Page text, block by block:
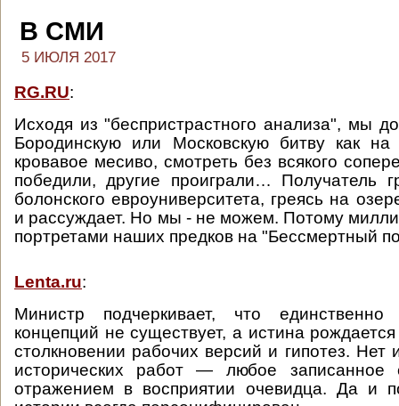
В СМИ
5 ИЮЛЯ 2017
RG.RU:
Исходя из "беспристрастного анализа", мы
Бородинскую или Московскую битву как на
кровавое месиво, смотреть без всякого
победили, другие проиграли… Получатель
болонского евроуниверситета, греясь на
и рассуждает. Но мы - не можем. Потому
портретами наших предков на "Бессмертный
Lenta.ru:
Министр подчеркивает, что
концепций не существует, а истина
столкновении рабочих версий и гипотез. Нет
исторических работ — любое записанное
отражением в восприятии очевидца. Да и